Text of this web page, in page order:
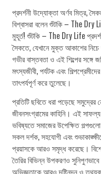
প্রদর্শনী উদ্যোক্তা অর্ণব মিত্র,
বিশ্বাসরা বলেন শুঁটকি – The Dry
মুহূর্ত! শুঁটকি – The Dry Life
সৈকতে, যেখানে মুক্ত আকাশের নিচে
গভীর বাস্তবতা ও এই শিল্পের সঙ্গে
মৎস্যজীবী, পর্যটক এবং
তাৎপর্যপূর্ণ করে তুলেছে।
প্রতিটি ছবিতে ধরা পড়েছে
জীবনসংগ্রামের কাহিনি। এই
ভবিষ্যতে সমাজের উপেক্ষিত
সকল দর্শক, সহযোগী এবং
প্রয়াসকে আরও সমৃদ্ধ করেছে।
তৈরির বিভিন্ন উপকরণও